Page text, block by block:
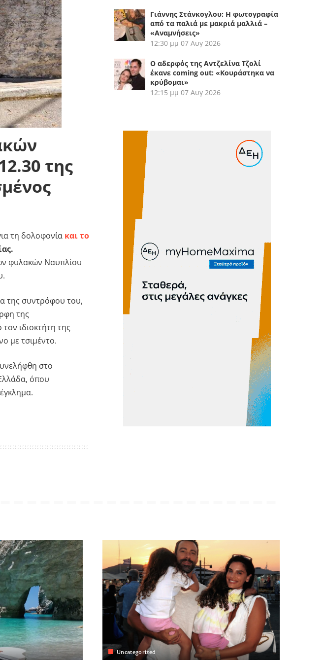
της
τη δολοφονία και το
φυλακών Ναυπλίου
της συντρόφου του,
της
τον ιδιοκτήτη της
με τσιμέντο.
στο
όπου
Γιάννης Στάνκογλου: Η φωτογραφία
από τα παλιά με μακριά μαλλιά –
«Αναμνήσεις»
12:30 μμ 07 Αυγ 2026
Ο αδερφός της Αντζελίνα Τζολί
έκανε coming out: «Κουράστηκα να
κρύβομαι»
12:15 μμ 07 Αυγ 2026
Uncategorized